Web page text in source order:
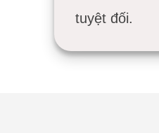
tuyệt đối.